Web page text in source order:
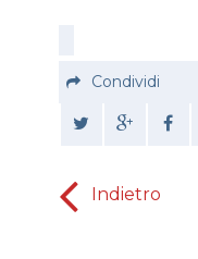
Condividi
Indietro